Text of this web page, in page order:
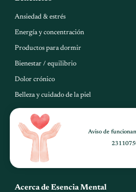
Ansiedad & estrés
Energía y concentración
Productos para dormir
Bienestar / equilibrio
Dolor crónico
Belleza y cuidado de la piel
Aviso de
Acerca de Esencia Mental